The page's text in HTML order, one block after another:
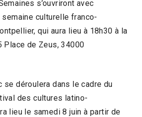
s’ouvriront avec
semaine culturelle franco-
qui aura lieu à 18h30 à la
Place de Zeus, 34000
se déroulera dans le cadre du
des cultures latino-
lieu le samedi 8 juin à partir de